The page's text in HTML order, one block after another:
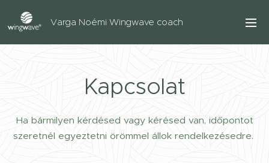
Varga Noémi Wingwave coach
Kapcsolat
Ha bármilyen kérdésed vagy kérésed van, időpontot
szeretnél egyeztetni örömmel állok rendelkezésedre.